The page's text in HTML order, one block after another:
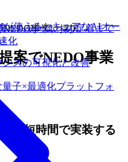
使えるセキュアなAIオー
スの可視化と改善
子×最適化プラットフォ
からチームへの定着まで
化
事業に採択
案でNEDO事業
し短時間で実装する